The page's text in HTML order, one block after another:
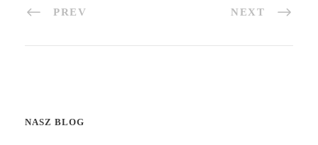
PREV NEXT
NASZ BLOG